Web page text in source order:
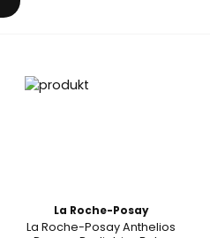
La Roche-Posay
La Roche-Posay Anthelios